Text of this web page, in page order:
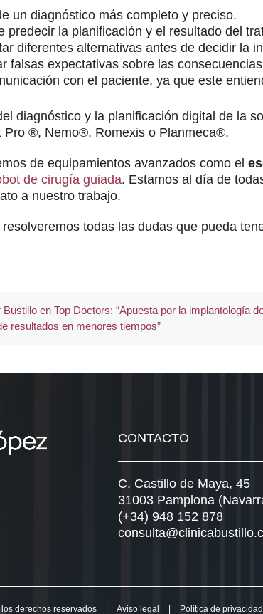
un diagnóstico más completo y preciso.
predecir la planificación y el resultado del
diferentes alternativas antes de decidir la
falsas expectativas sobre las
con el paciente, ya que este
diagnóstico y la planificación digital de la
Pro ®, Nemo®, Romexis o Planmeca®.
de equipamientos avanzados como el
de cirugía guiada. Estamos al día de
a nuestro trabajo.
todas las dudas que pueda
en Top Doctors: “Apuesta por la implantología
resultados en menores tiempos”
CONTACTO
C. Castillo de Maya, 45
31003 Pamplona
(+34) 948 152 878
derechos reservados | Aviso legal | Política de privacidad